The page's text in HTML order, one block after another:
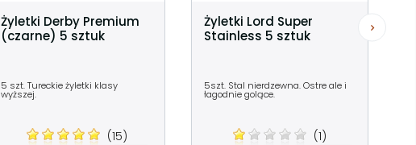
Żyletki Derby Premium
(czarne) 5 sztuk
5 szt. Tureckie żyletki klasy
wyższej.
(15)
Żyletki Lord Super
Stainless 5 sztuk
5szt. Stal nierdzewna. Ostre ale i
łagodnie golące.
(1)